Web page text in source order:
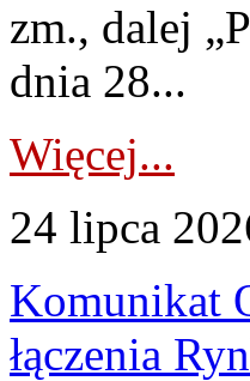
zm., dalej
dnia 28...
Więcej...
24 lipca
Komunikat
łączenia